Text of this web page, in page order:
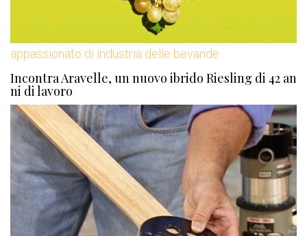
appassionato di industria delle bevande
Incontra Aravelle, un nuovo ibrido Riesling di 42 an
ni di lavoro